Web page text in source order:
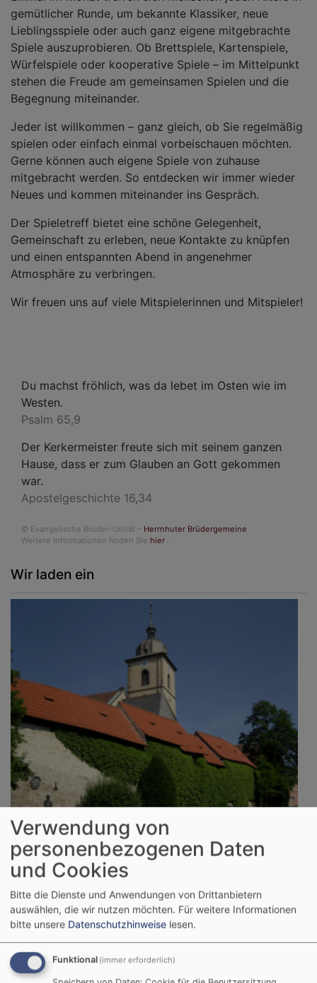
gemütlicher Runde, um bekannte Klassiker, neue
Lieblingsspiele oder auch ganz eigene mitgebrachte
Spiele auszuprobieren. Ob Brettspiele, Kartenspiele,
Würfelspiele oder kooperative Spiele – im Mittelpunkt
stehen die Freude am gemeinsamen Spielen und die
Begegnung miteinander.
Jeder ist willkommen – ganz gleich, ob Sie regelmäßig
spielen oder einfach einmal vorbeischauen möchten.
Gerne können auch eigene Spiele von zuhause
mitgebracht werden. So entdecken wir immer wieder
Neues und kommen miteinander ins Gespräch.
Der Spieletreff bietet eine schöne Gelegenheit,
Gemeinschaft zu erleben, neue Kontakte zu knüpfen
und einen entspannten Abend in angenehmer
Atmosphäre zu verbringen.
Wir freuen uns auf viele Mitspielerinnen und Mitspieler!
Du machst fröhlich, was da lebet im Osten wie im
Westen.
Psalm 65,9
Der Kerkermeister freute sich mit seinem ganzen
Hause, dass er zum Glauben an Gott gekommen
war.
Apostelgeschichte 16,34
© Evangelische Brüder-Unität – Herrnhuter Brüdergemeine
Weitere Informationen finden Sie hier
Wir laden ein
So, 6.9. 9:30 Uhr
Kirchweih-Gottesdienst
Gochsheim Evang.-Luth. Kirche St. Michael Gochsheim
Verwendung von
personenbezogenen Daten
und Cookies
Bitte die Dienste und Anwendungen von Drittanbietern
auswählen, die wir nutzen möchten. Für weitere Informationen
bitte unsere Datenschutzhinweise lesen.
Funktional (immer erforderlich)